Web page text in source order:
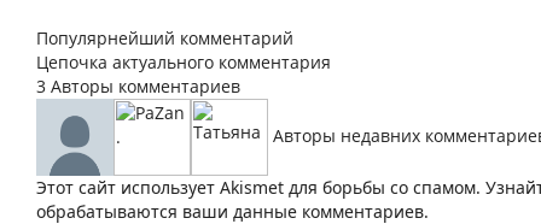
Популярнейший комментарий
Цепочка актуального комментария
3 Авторы комментариев
Авторы недавних
Этот сайт использует Akismet для борьбы со спамом.
обрабатываются ваши данные комментариев.